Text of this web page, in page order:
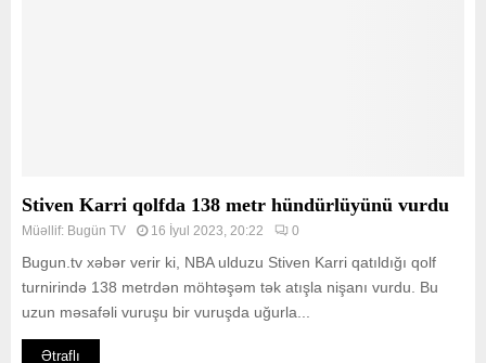
Stiven Karri qolfda 138 metr hündürlüyünü vurdu
Müəllif: Bugün TV 16 İyul 2023, 20:22 0
Bugun.tv xəbər verir ki, NBA ulduzu Stiven Karri qatıldığı qolf
turnirində 138 metrdən möhtəşəm tək atışla nişanı vurdu. Bu
uzun məsafəli vuruşu bir vuruşda uğurla...
Ətraflı